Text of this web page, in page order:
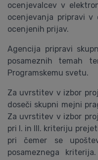
ocenjevalcev v
ocenjevanja pripravi v
ocenjenih prijav.
Agencija pripravi
posameznih temah
Programskemu svetu.
Za uvrstitev v izbor
doseči skupni mejni
Za uvrstitev v izbor
pri I. in III. kriteriju
pri čemer se
posameznega